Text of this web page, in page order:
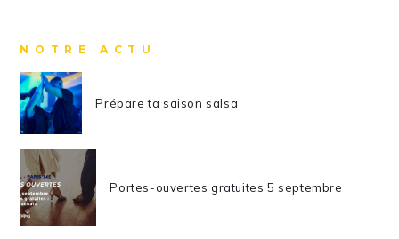
NOTRE ACTU
Prépare ta saison salsa
Portes-ouvertes gratuites 5 septembre